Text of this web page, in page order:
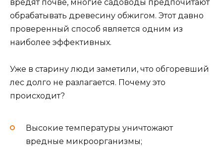
вредят почве, многие садоводы предпочитают
обрабатывать древесину обжигом. Этот давно
проверенный способ является одним из
наиболее эффективных.
Уже в старину люди заметили, что обгоревший
лес долго не разлагается. Почему это
происходит?
Высокие температуры уничтожают
вредные микроорганизмы;